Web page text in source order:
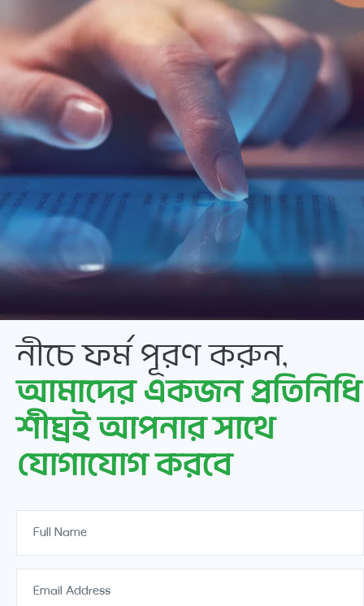
ফ্লেক্সি পে
এমটিবি ইনস্টলমেন্ট পারচেজ প্রোগ্রাম
এমটিবি প্রোটেকশন প্ল্যান
নীচে ফর্ম পূরণ করুন,
আমাদের একজন প্রতিনিধি
শীঘ্রই আপনার সাথে
যোগাযোগ করবে